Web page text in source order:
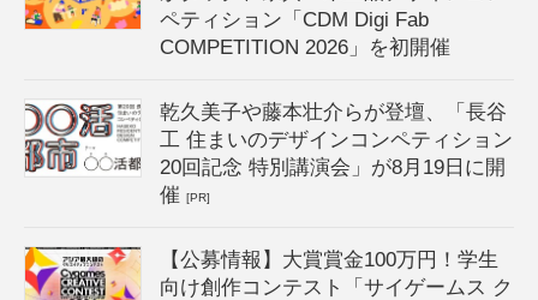
ペティション「CDM Digi Fab
COMPETITION 2026」を初開催
乾久美子や藤本壮介らが登壇、「長谷
工 住まいのデザインコンペティション
20回記念 特別講演会」が8月19日に開
催[PR]
【公募情報】大賞賞金100万円！学生
向け創作コンテスト「サイゲームス ク